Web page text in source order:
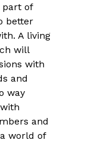
part of
better
A living
will
with
and
way
and
world of